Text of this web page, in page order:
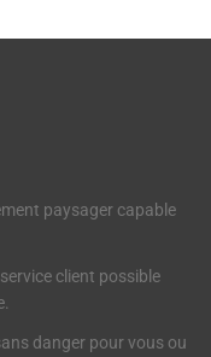
paysager capable
client possible
danger pour vous ou